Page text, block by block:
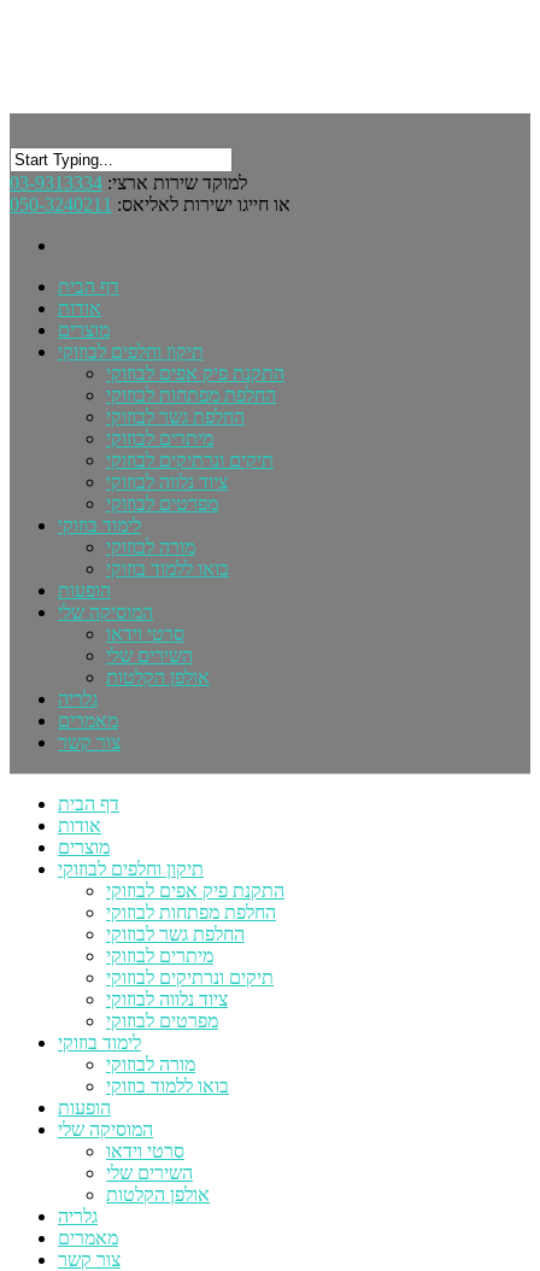
למוקד שירות ארצי: 03-9313334
או חייגו ישירות לאליאס: 050-3240211
דף הבית
אודות
מוצרים
תיקון וחלפים לבוזוקי
התקנת פיק אפים לבוזוקי
החלפת מפתחות לבוזוקי
החלפת גשר לבוזוקי
מיתרים לבוזוקי
תיקים ונרתיקים לבוזוקי
ציוד נלווה לבוזוקי
מפרטים לבוזוקי
לימוד בוזוקי
מורה לבוזוקי
בואו ללמוד בוזוקי
הופעות
המוסיקה שלי
סרטי וידאו
השירים שלי
אולפן הקלטות
גלריה
מאמרים
צור קשר
דף הבית
אודות
מוצרים
תיקון וחלפים לבוזוקי
התקנת פיק אפים לבוזוקי
החלפת מפתחות לבוזוקי
החלפת גשר לבוזוקי
מיתרים לבוזוקי
תיקים ונרתיקים לבוזוקי
ציוד נלווה לבוזוקי
מפרטים לבוזוקי
לימוד בוזוקי
מורה לבוזוקי
בואו ללמוד בוזוקי
הופעות
המוסיקה שלי
סרטי וידאו
השירים שלי
אולפן הקלטות
גלריה
מאמרים
צור קשר